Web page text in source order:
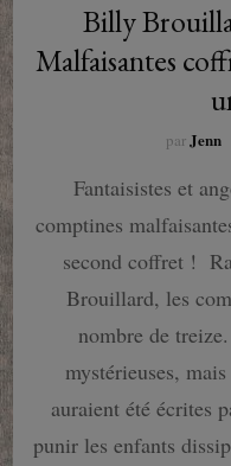
Billy
Malfaisantes
parJenn
Fantaisistes et
comptines
second coffret !
Brouillard, les
nombre de
mystérieuses,
auraient été écrites
punir les enfants